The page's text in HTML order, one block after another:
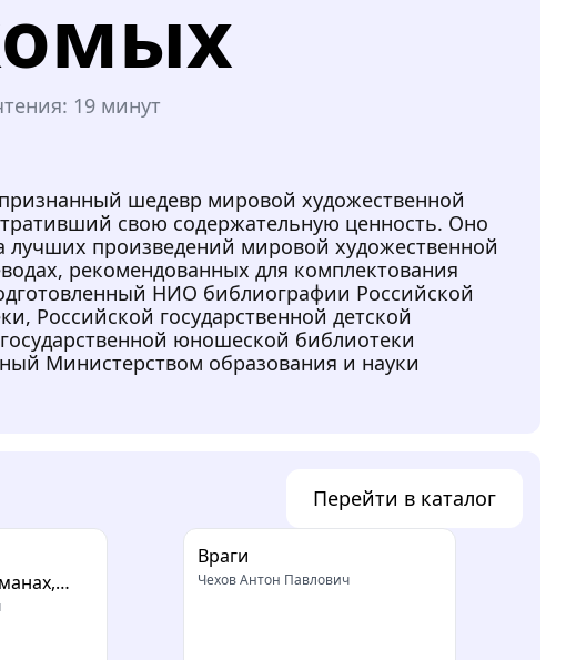
19 минут
шедевр мировой художественной
свою содержательную ценность. Оно
лучших произведений мировой художественной
рекомендованных для комплектования
НИО библиографии Российской
Российской государственной детской
юношеской библиотеки
Министерством образования и науки
Перейти в каталог
Враги
Чехов Антон Павлович